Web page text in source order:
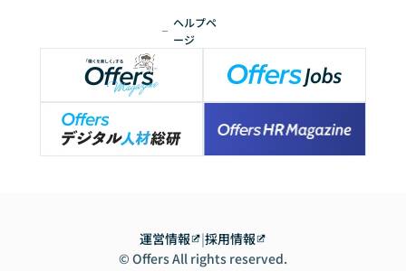
ヘルプペ
ージ
運営情報 |採用情報
© Offers All rights reserved.